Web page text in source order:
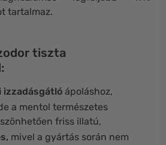
tartalmaz.
tiszta
izzadásgátló ápoláshoz,
a mentol természetes
friss illatú,
mivel a gyártás során nem